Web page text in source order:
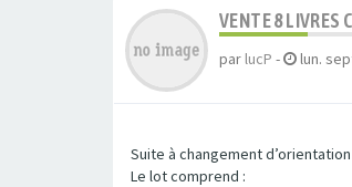
VENTE 8 LIVRES
par lucP - lun.
Suite à changement
Le lot comprend :